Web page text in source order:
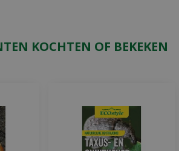
KOCHTEN OF BEKEKEN